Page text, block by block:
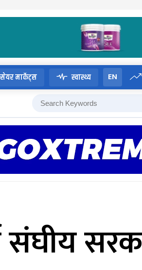
सेयर मार्केट्स स्वास्थ्य EN
संघीय